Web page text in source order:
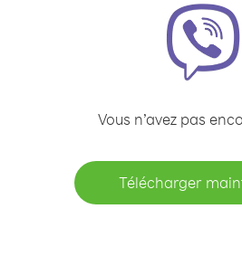
Vous n’avez pas
Télécharger